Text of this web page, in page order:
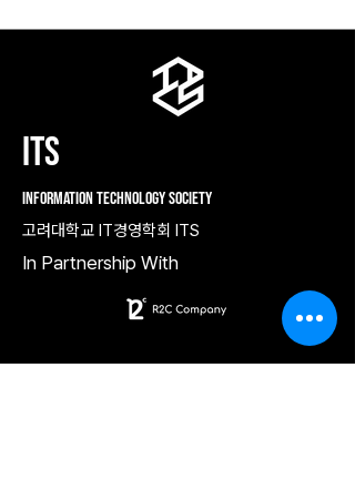
ITS
Information Technology Society
고려대학교 IT경영학회 ITS
In Partnership With